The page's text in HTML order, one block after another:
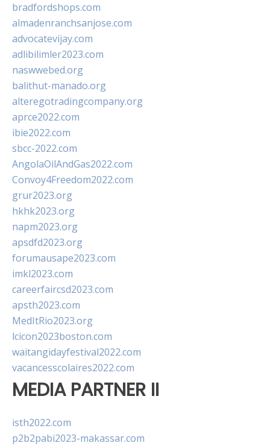
bradfordshops.com
almadenranchsanjose.com
advocatevijay.com
adlibilimler2023.com
naswwebed.org
balithut-manado.org
alteregotradingcompany.org
aprce2022.com
ibie2022.com
sbcc-2022.com
AngolaOilAndGas2022.com
Convoy4Freedom2022.com
grur2023.org
hkhk2023.org
napm2023.org
apsdfd2023.org
forumausape2023.com
imkl2023.com
careerfaircsd2023.com
apsth2023.com
MedItRio2023.org
lcicon2023boston.com
waitangidayfestival2022.com
vacancesscolaires2022.com
MEDIA PARTNER II
isth2022.com
p2b2pabi2023-makassar.com